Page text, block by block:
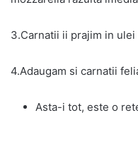
3.Carnatii ii prajim in
4.Adaugam si carnatii
Asta-i tot, este o